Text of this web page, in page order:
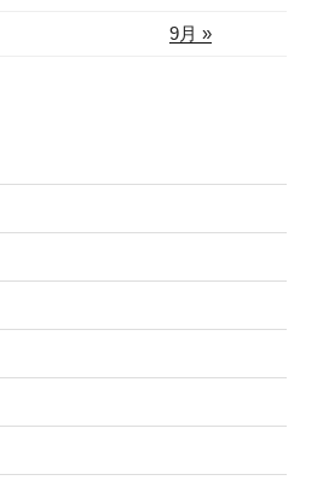
9月 »